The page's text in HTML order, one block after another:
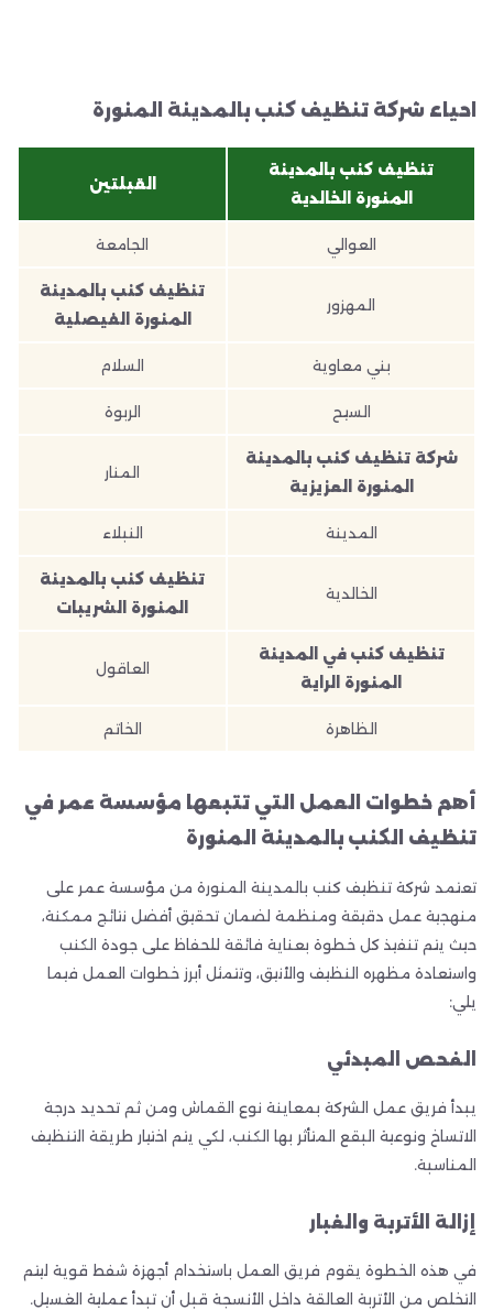
احياء شركة تنظيف كنب بالمدينة المنورة
تنظيف كنب بالمدينة
المنورة الخالدية
القبلتين
العوالي الجامعة
المهزور
تنظيف كنب بالمدينة
المنورة الفيصلية
بني معاوية السلام
السيح الربوة
شركة تنظيف كنب بالمدينة
المنورة العزيزية
المنار
المدينة النبلاء
الخالدية
تنظيف كنب بالمدينة
المنورة الشريبات
تنظيف كنب في المدينة
المنورة الراية
العاقول
الظاهرة الخاتم
أهم خطوات العمل التي تتبعها مؤسسة عمر في
تنظيف الكنب بالمدينة المنورة
تعتمد شركة تنظيف كنب بالمدينة المنورة من مؤسسة عمر على
منهجية عمل دقيقة ومنظمة لضمان تحقيق أفضل نتائج ممكنة،
حيث يتم تنفيذ كل خطوة بعناية فائقة للحفاظ على جودة الكنب
واستعادة مظهره النظيف والأنيق، وتتمثل أبرز خطوات العمل فيما
يلي:
الفحص المبدئي
يبدأ فريق عمل الشركة بمعاينة نوع القماش ومن ثم تحديد درجة
الاتساخ ونوعية البقع المتأثر بها الكنب، لكي يتم اختيار طريقة التنظيف
المناسبة.
إزالة الأتربة والغبار
في هذه الخطوة يقوم فريق العمل باستخدام أجهزة شفط قوية ليتم
التخلص من الأتربة العالقة داخل الأنسجة قبل أن تبدأ عملية الغسيل.